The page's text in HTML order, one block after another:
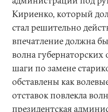
Кириенко, который
стал решительно
впечатление должна
волна
шаги по замене
обставлены как
отставок повлекла
президентская